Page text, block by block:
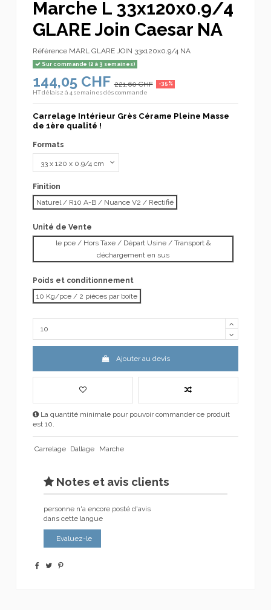
Marche L 33x120x0.9/4
GLARE Join Caesar NA
Référence MARL GLARE JOIN 33x120x0.9/4 NA
Sur commande (2 à 3 semaines)
144,05 CHF 221,60 CHF -35%
HTdélais 2 à 4 semaines dès commande
Carrelage Intérieur Grès Cérame Pleine Masse
de 1ère qualité !
Formats
Finition
Naturel / R10 A-B / Nuance V2 / Rectifié
Unité de Vente
le pce / Hors Taxe / Départ Usine / Transport &
déchargement en sus
Poids et conditionnement
10 Kg/pce / 2 pièces par boîte
Ajouter au devis
La quantité minimale pour pouvoir commander ce produit
est 10.
Carrelage Dallage Marche
Notes et avis clients
personne n'a encore posté d'avis
dans cette langue
Evaluez-le